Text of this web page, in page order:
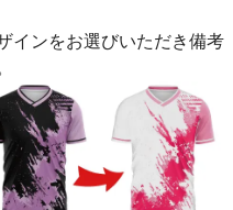
インをお選びいただき備考